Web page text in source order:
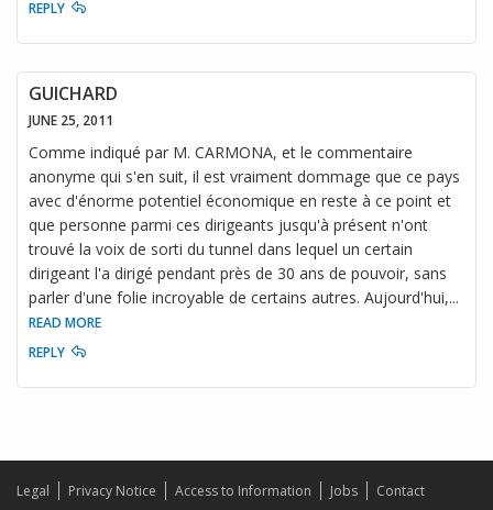
REPLY
GUICHARD
JUNE 25, 2011
Comme indiqué par M. CARMONA, et le commentaire
anonyme qui s'en suit, il est vraiment dommage que ce pays
avec d'énorme potentiel économique en reste à ce point et
que personne parmi ces dirigeants jusqu'à présent n'ont
trouvé la voix de sorti du tunnel dans lequel un certain
dirigeant l'a dirigé pendant près de 30 ans de pouvoir, sans
parler d'une folie incroyable de certains autres. Aujourd'hui,...
READ MORE
REPLY
Legal Privacy Notice Access to Information Jobs
Contact